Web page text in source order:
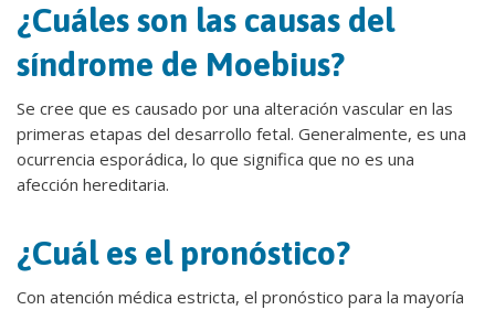
¿Cuáles son las causas del
síndrome de Moebius?
Se cree que es causado por una alteración vascular en las
primeras etapas del desarrollo fetal. Generalmente, es una
ocurrencia esporádica, lo que significa que no es una
afección hereditaria.
¿Cuál es el pronóstico?
Con atención médica estricta, el pronóstico para la mayoría